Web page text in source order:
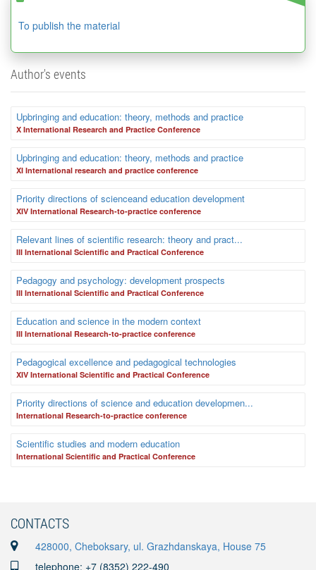
To publish the material
Author's events
Upbringing and education: theory, methods and practice
X International Research and Practice Conference
Upbringing and education: theory, methods and practice
XI International research and practice conference
Priority directions of scienceand education development
XIV International Research-to-practice conference
Relevant lines of scientific research: theory and pract...
III International Scientific and Practical Conference
Pedagogy and psychology: development prospects
III International Scientific and Practical Conference
Education and science in the modern context
III International Research-to-practice conference
Pedagogical excellence and pedagogical technologies
XIV International Scientific and Practical Conference
Priority directions of science and education developmen...
International Research-to-practice conference
Scientific studies and modern education
International Scientific and Practical Conference
CONTACTS
428000, Cheboksary, ul. Grazhdanskaya, House 75
telephone: +7 (8352) 222-490